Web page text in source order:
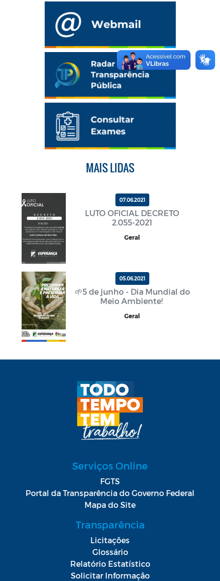
MAIS LIDAS
07.06.2021
LUTO OFICIAL DECRETO
2.055-2021
Geral
05.06.2021
🌱5 de junho - Dia Mundial do
Meio Ambiente!
Geral
Serviços Online
FGTS
Portal da Transparência do Governo Federal
Mapa do Site
Transparência
Licitações
Glossário
Relatório Estatístico
Solicitar Informação